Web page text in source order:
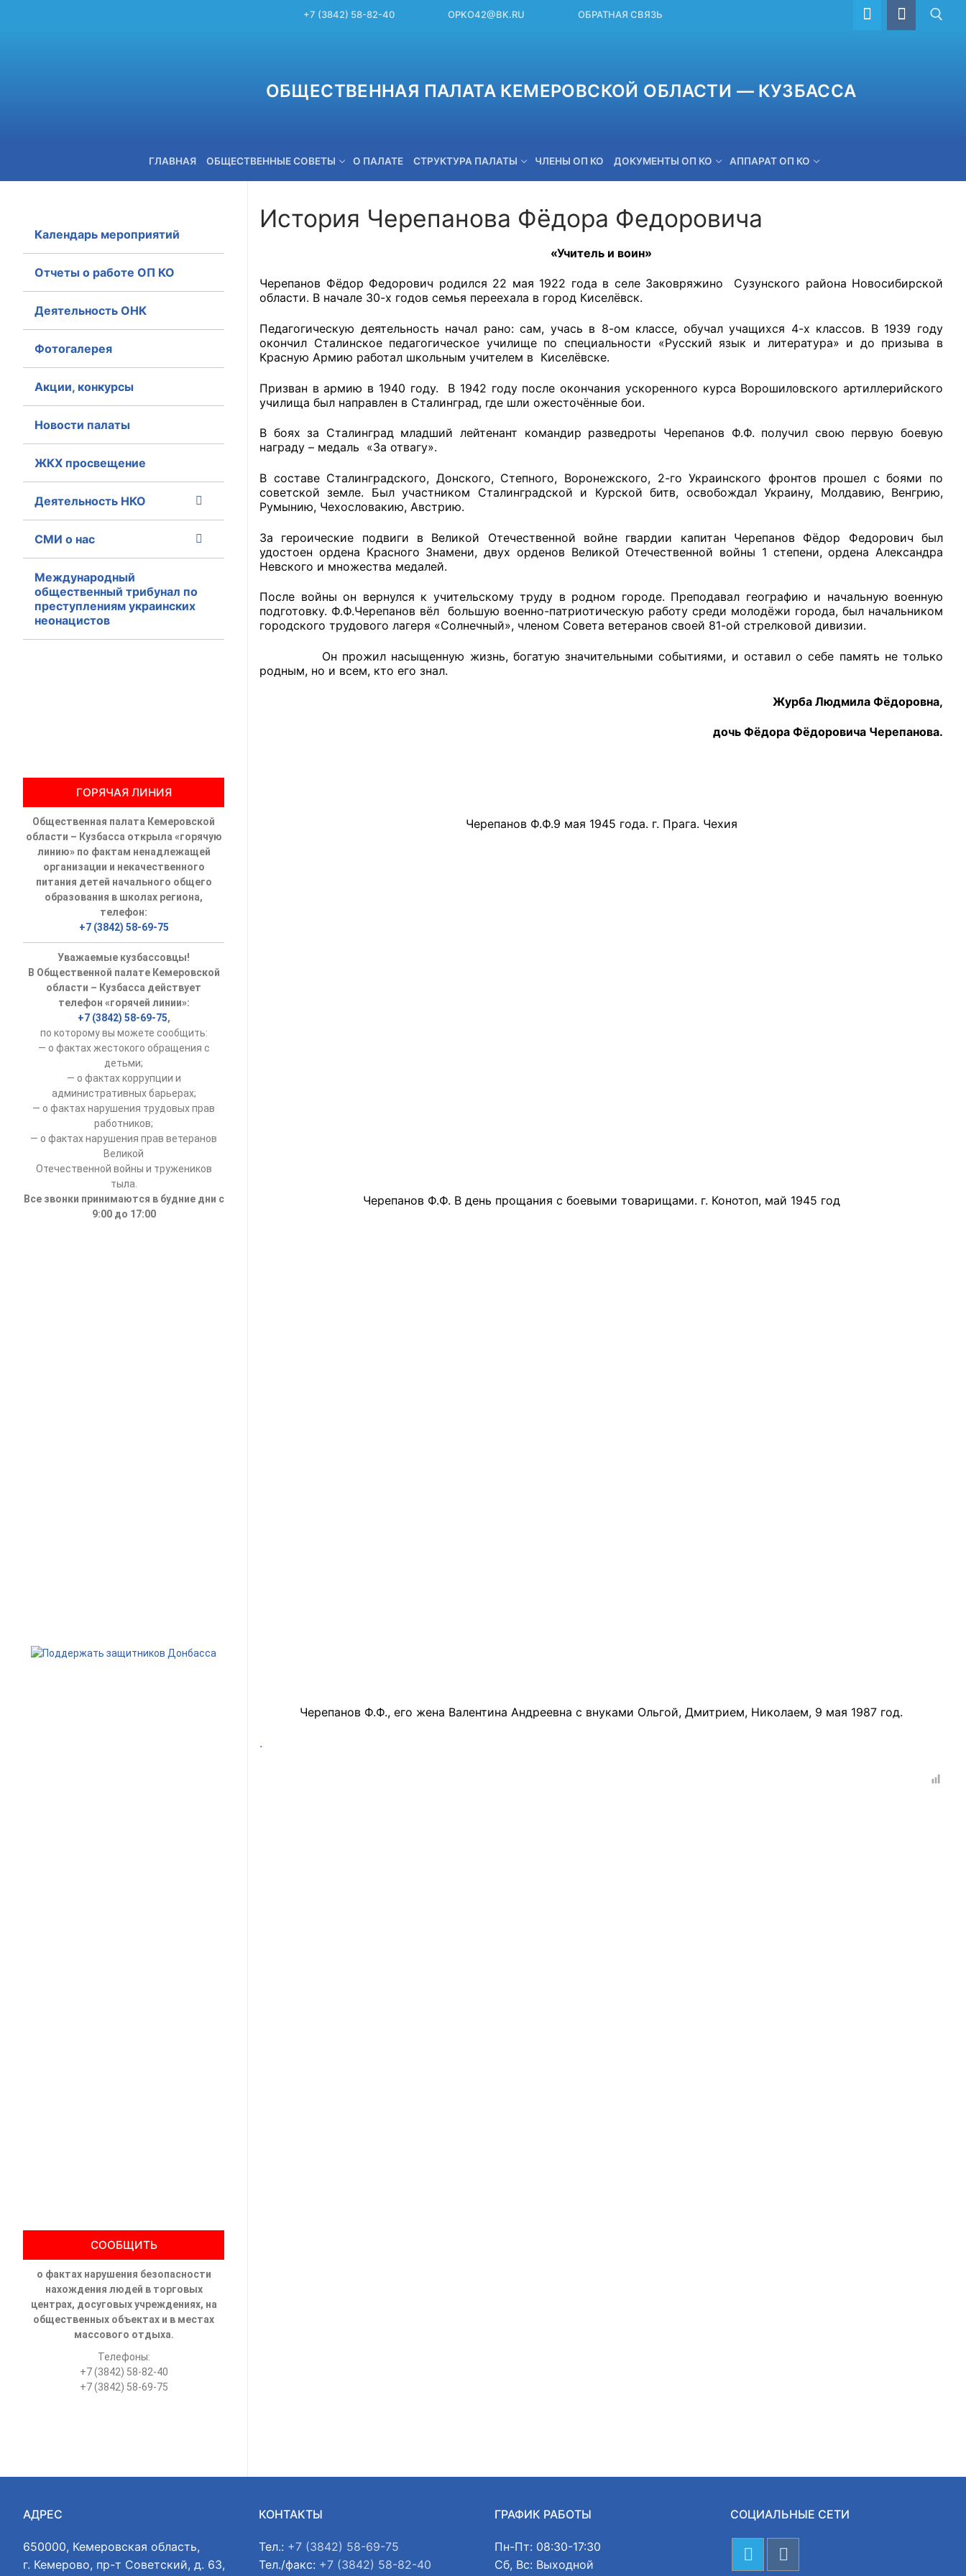
+7 (3842) 58-82-40 OPKO42@BK.RU ОБРАТНАЯ СВЯЗЬ
ОБЩЕСТВЕННАЯ ПАЛАТА КЕМЕРОВСКОЙ ОБЛАСТИ — КУЗБАССА
ГЛАВНАЯ ОБЩЕСТВЕННЫЕ СОВЕТЫ О ПАЛАТЕ СТРУКТУРА ПАЛАТЫ ЧЛЕНЫ ОП КО ДОКУМЕНТЫ ОП КО АППАРАТ ОП КО
Главная
Общественные советы
Общественные советы при территориальных органах федеральных органов
исполнительной власти
оказания услуг
О Палате
Структура Палаты
Комиссии
Экспертный совет ОП КО
Общественный штаб
История Черепанова Фёдора Федоровича
«Учитель и воин»
Черепанов Фёдор Федорович родился 22 мая 1922 года в селе Заковряжино Сузунского района Новосибирской
области. В начале 30-х годов семья переехала в город Киселёвск.
Педагогическую деятельность начал рано: сам, учась в 8-ом классе, обучал учащихся 4-х классов. В 1939 году
окончил Сталинское педагогическое училище по специальности «Русский язык и литература» и до призыва в
Красную Армию работал школьным учителем в Киселёвске.
Призван в армию в 1940 году. В 1942 году после окончания ускоренного курса Ворошиловского артиллерийского
училища был направлен в Сталинград, где шли ожесточённые бои.
В боях за Сталинград младший лейтенант командир разведроты Черепанов Ф.Ф. получил свою первую боевую
награду – медаль «За отвагу».
В составе Сталинградского, Донского, Степного, Воронежского, 2-го Украинского фронтов прошел с боями по
советской земле. Был участником Сталинградской и Курской битв, освобождал Украину, Молдавию, Венгрию,
Румынию, Чехословакию, Австрию.
За героические подвиги в Великой Отечественной войне гвардии капитан Черепанов Фёдор Федорович был
удостоен ордена Красного Знамени, двух орденов Великой Отечественной войны 1 степени, ордена Александра
Невского и множества медалей.
После войны он вернулся к учительскому труду в родном городе. Преподавал географию и начальную военную
подготовку. Ф.Ф.Черепанов вёл большую военно-патриотическую работу среди молодёжи города, был начальником
городского трудового лагеря «Солнечный», членом Совета ветеранов своей 81-ой стрелковой дивизии.
Он прожил насыщенную жизнь, богатую значительными событиями, и оставил о себе память не только
родным, но и всем, кто его знал.
Журба Людмила Фёдоровна,
дочь Фёдора Фёдоровича Черепанова.
Черепанов Ф.Ф.9 мая 1945 года. г. Прага. Чехия
Черепанов Ф.Ф. В день прощания с боевыми товарищами. г. Конотоп, май 1945 год
Черепанов Ф.Ф., его жена Валентина Андреевна с внуками Ольгой, Дмитрием, Николаем, 9 мая 1987 год.
.
Календарь мероприятий
Отчеты о работе ОП КО
Деятельность ОНК
Фотогалерея
Акции, конкурсы
Новости палаты
ЖКХ просвещение
Деятельность НКО
СМИ о нас
Международный
общественный трибунал по
преступлениям украинских
неонацистов
ГОРЯЧАЯ ЛИНИЯ
Общественная палата Кемеровской
области – Кузбасса открыла «горячую
линию» по фактам ненадлежащей
организации и некачественного
питания детей начального общего
образования в школах региона,
телефон:
+7 (3842) 58-69-75
Уважаемые кузбассовцы!
В Общественной палате Кемеровской
области – Кузбасса действует
телефон «горячей линии»:
+7 (3842) 58-69-75,
по которому вы можете сообщить:
— о фактах жестокого обращения с
детьми;
— о фактах коррупции и
административных барьерах;
— о фактах нарушения трудовых прав
работников;
— о фактах нарушения прав ветеранов
Великой
Отечественной войны и тружеников
тыла.
Все звонки принимаются в будние дни с
9:00 до 17:00
СООБЩИТЬ
о фактах нарушения безопасности
нахождения людей в торговых
центрах, досуговых учреждениях, на
общественных объектах и в местах
массового отдыха.
Телефоны:
+7 (3842) 58-82-40
+7 (3842) 58-69-75
АДРЕС
650000, Кемеровская область,
г. Кемерово, пр-т Советский, д. 63,
КОНТАКТЫ
Тел.: +7 (3842) 58-69-75
Тел./факс: +7 (3842) 58-82-40
ГРАФИК РАБОТЫ
Пн-Пт: 08:30-17:30
Сб, Вс: Выходной
СОЦИАЛЬНЫЕ СЕТИ